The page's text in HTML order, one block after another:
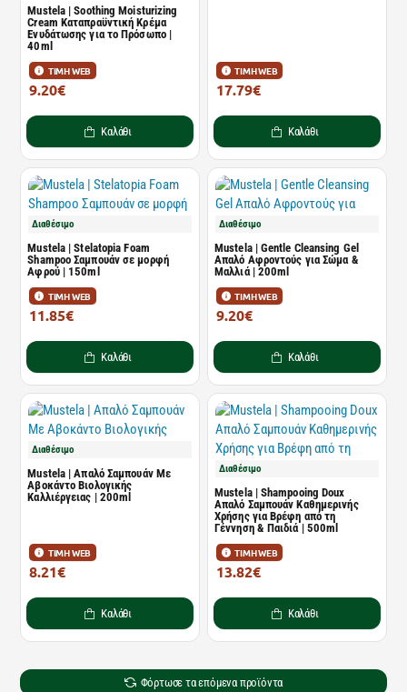
Mustela | Soothing Moisturizing
Cream Καταπραϋντική Kρέμα
Eνυδάτωσης για το Πρόσωπο |
40ml
ΤΙΜΗ WEB
9.20€
Καλάθι
ΤΙΜΗ WEB
17.79€
Καλάθι
Διαθέσιμο
Mustela | Stelatopia Foam
Shampoo Σαμπουάν σε μορφή
Aφρού | 150ml
ΤΙΜΗ WEB
11.85€
Καλάθι
Διαθέσιμο
Mustela | Gentle Cleansing Gel
Απαλό Αφροντούς για Σώμα &
Μαλλιά | 200ml
ΤΙΜΗ WEB
9.20€
Καλάθι
Διαθέσιμο
Mustela | Απαλό Σαμπουάν Με
Αβοκάντο Βιολογικής
Καλλιέργειας | 200ml
ΤΙΜΗ WEB
8.21€
Καλάθι
Διαθέσιμο
Mustela | Shampooing Doux
Απαλό Σαμπουάν Καθημερινής
Χρήσης για Βρέφη από τη
Γέννηση & Παιδιά | 500ml
ΤΙΜΗ WEB
13.82€
Καλάθι
Φόρτωσε τα επόμενα προϊόντα